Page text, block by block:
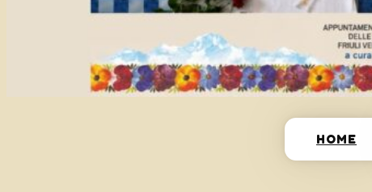
HOME